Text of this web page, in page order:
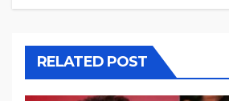
RELATED POST